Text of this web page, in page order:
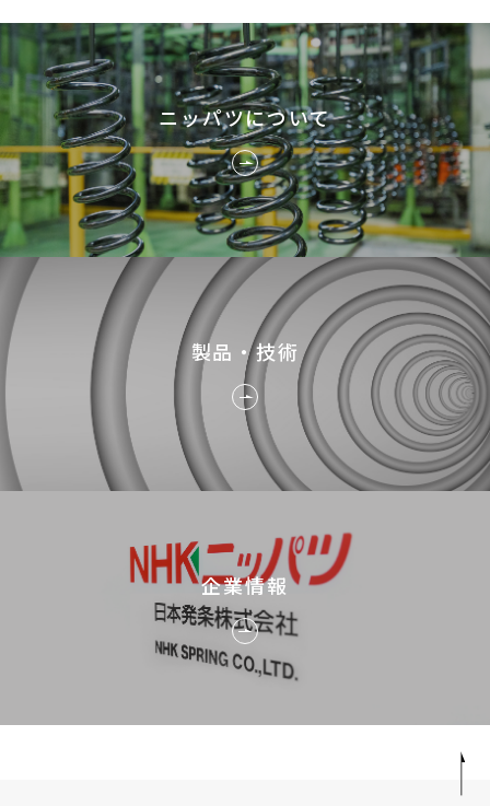
ニッパツについて
製品・技術
企業情報